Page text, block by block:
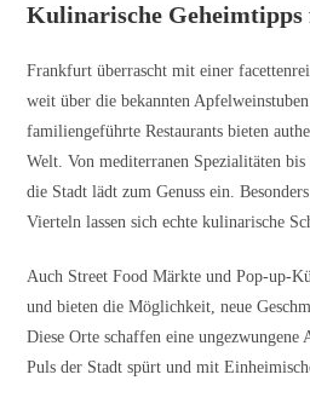
Kulinarische Geheimtipps
Frankfurt überrascht mit einer
weit über die bekannten
familiengeführte Restaurants bieten
Welt. Von mediterranen Spezialitäten bis
die Stadt lädt zum Genuss ein.
Vierteln lassen sich echte kulinarische
Auch Street Food Märkte und Pop-up-
und bieten die Möglichkeit, neue
Diese Orte schaffen eine ungezwungene
Puls der Stadt spürt und mit